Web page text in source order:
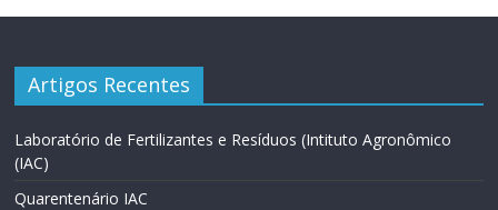
Artigos Recentes
Laboratório de Fertilizantes e Resíduos (Intituto Agronômico
(IAC)
Quarentenário IAC